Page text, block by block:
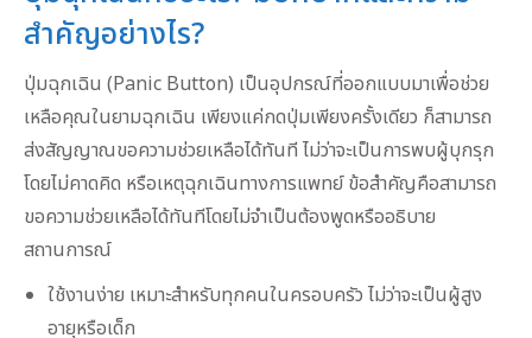
สำคัญอย่างไร?
ปุ่มฉุกเฉิน (Panic Button) เป็นอุปกรณ์ที่ออกแบบมาเพื่อช่วย
เหลือคุณในยามฉุกเฉิน เพียงแค่กดปุ่มเพียงครั้งเดียว ก็สามารถ
ส่งสัญญาณขอความช่วยเหลือได้ทันที ไม่ว่าจะเป็นการพบผู้บุกรุก
โดยไม่คาดคิด หรือเหตุฉุกเฉินทางการแพทย์ ข้อสำคัญคือสามารถ
ขอความช่วยเหลือได้ทันทีโดยไม่จำเป็นต้องพูดหรืออธิบาย
สถานการณ์
ใช้งานง่าย เหมาะสำหรับทุกคนในครอบครัว ไม่ว่าจะเป็นผู้สูง
อายุหรือเด็ก